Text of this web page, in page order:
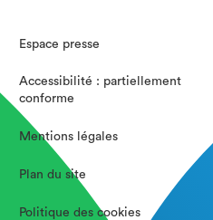
Espace presse
Accessibilité : partiellement
conforme
Mentions légales
Plan du site
Politique des cookies